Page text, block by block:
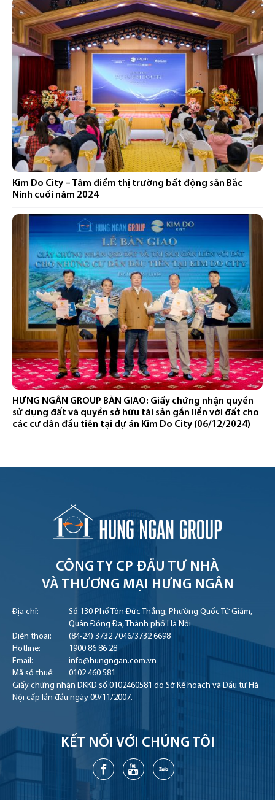
Kim Do City – Tâm điểm thị trường bất động sản Bắc
Ninh cuối năm 2024
HƯNG NGÂN GROUP BÀN GIAO: Giấy chứng nhận quyền
sử dụng đất và quyền sở hữu tài sản gắn liền với đất cho
các cư dân đầu tiên tại dự án Kim Do City (06/12/2024)
CÔNG TY CP ĐẦU TƯ NHÀ
VÀ THƯƠNG MẠI HƯNG NGÂN
Địa chỉ:
Số 130 Phố Tôn Đức Thắng, Phường Quốc Tử Giám,
Quận Đống Đa, Thành phố Hà Nội
Điện thoại:
(84-24) 3732 7046/3732 6698
Hotline:
1900 86 86 28
Email:
info@hungngan.com.vn
Mã số thuế:
0102 460 581
Giấy chứng nhận ĐKKD số 0102460581 do Sở Kế hoạch và Đầu tư Hà
Nội cấp lần đầu ngày 09/11/2007.
KẾT NỐI VỚI CHÚNG TÔI